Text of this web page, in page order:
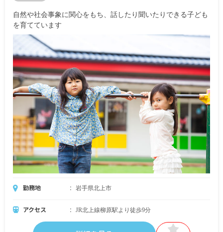
自然や社会事象に関心をもち、話したり聞いたりできる子ども
を育てています
勤務地 岩手県北上市
アクセス JR北上線柳原駅より徒歩9分